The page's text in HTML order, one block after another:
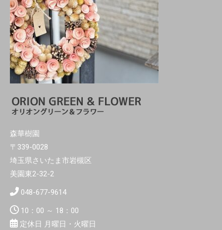
森華樹園
〒339-0028
埼玉県さいたま市岩槻区
美園東2-32-2
048-677-9614
10：00 ～ 18：00
定休日 月曜日・火曜日